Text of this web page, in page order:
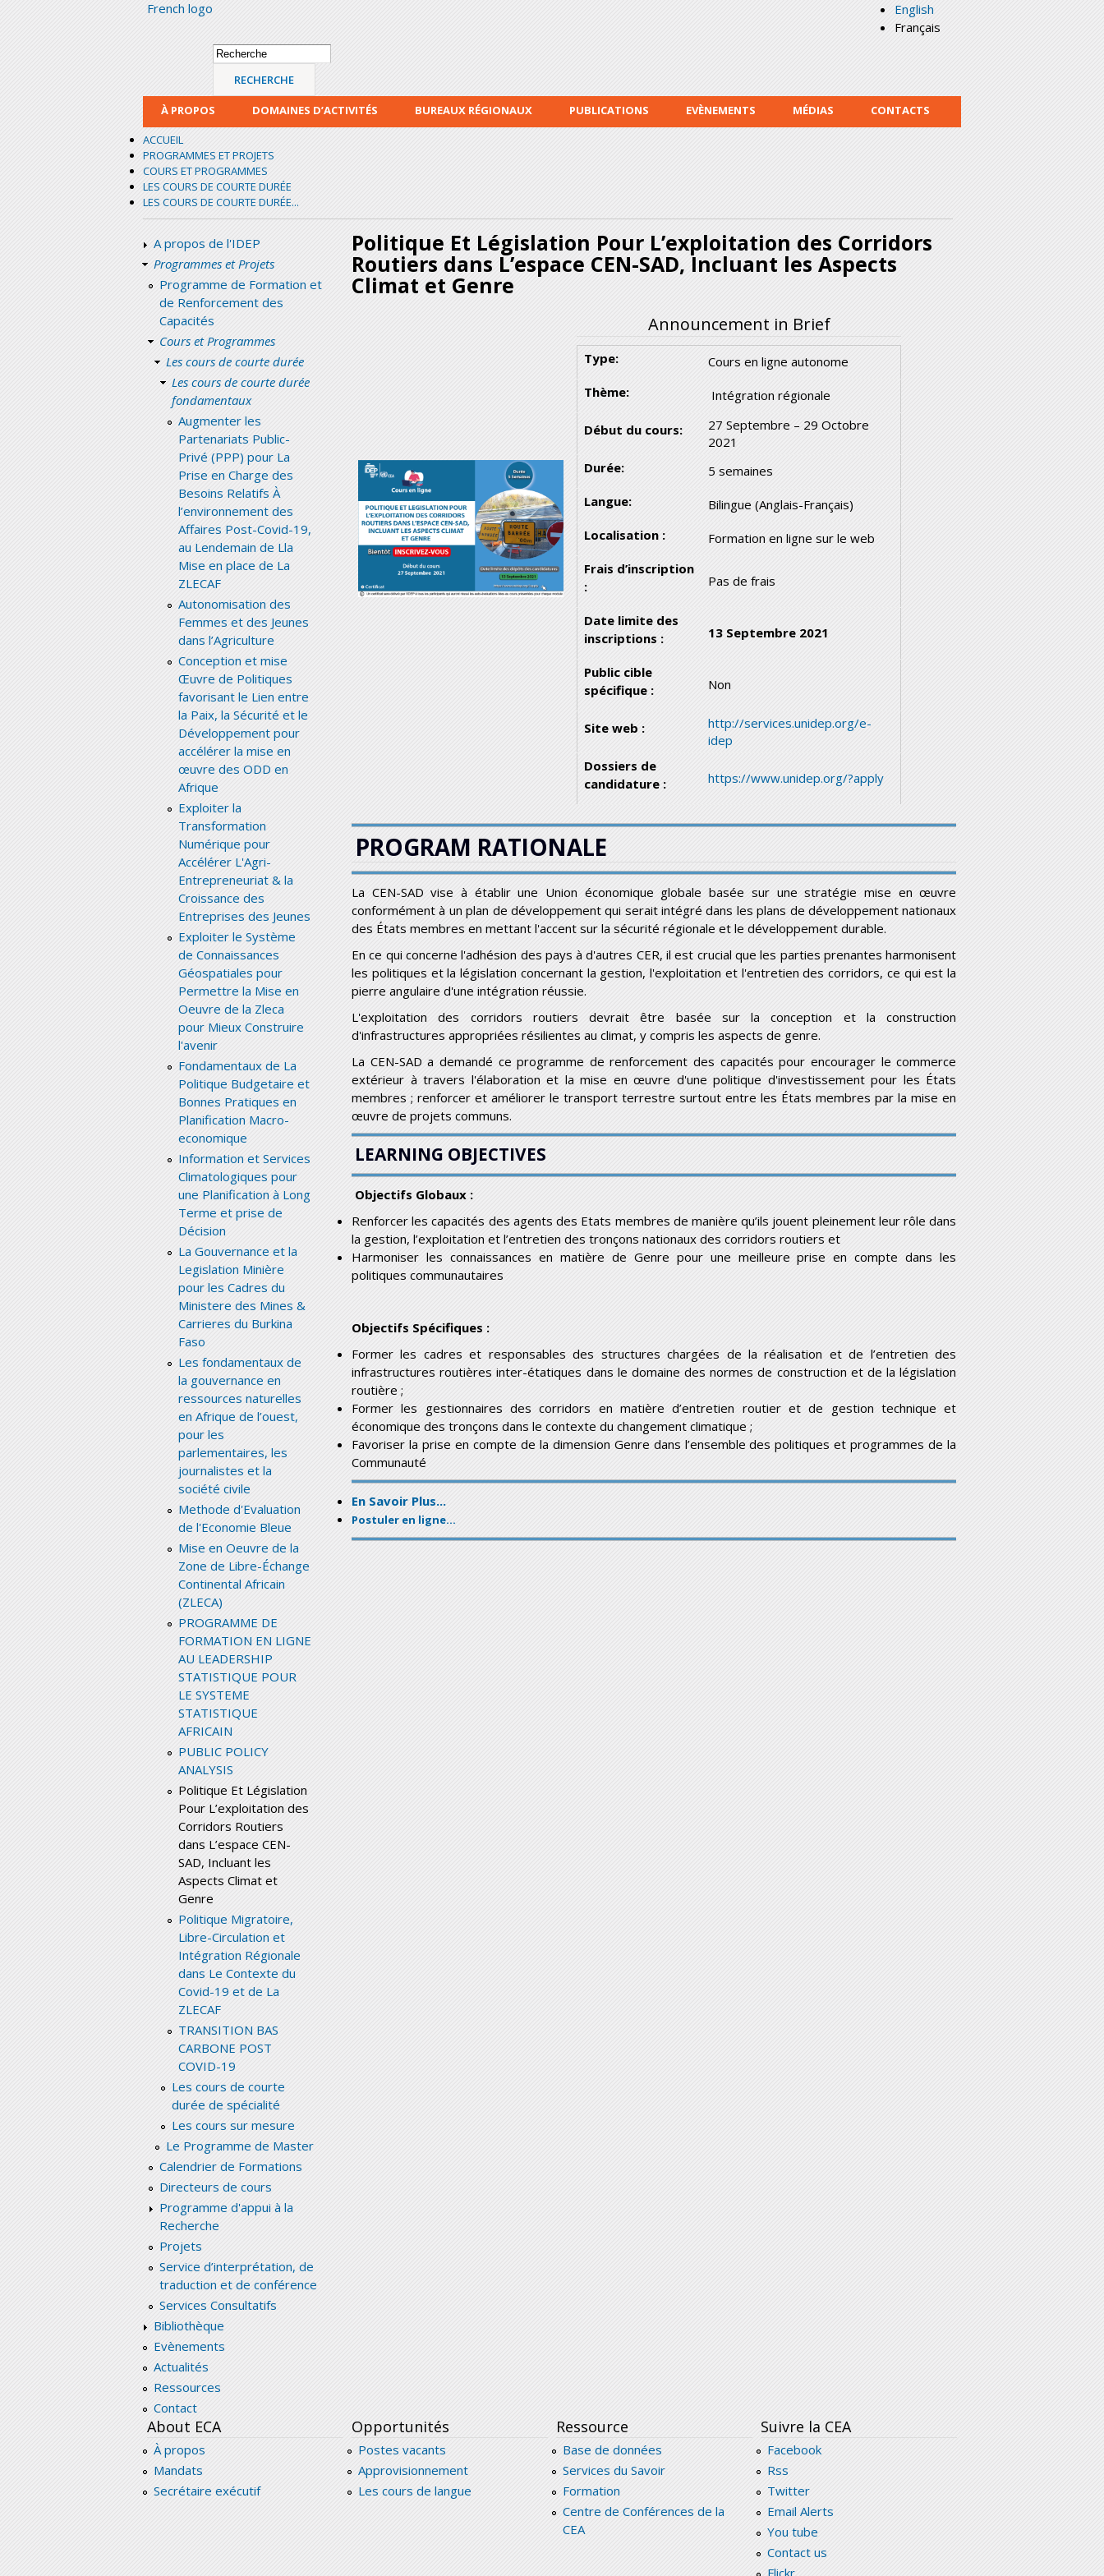
French logo
English
Français
Formulaire de
recherche
Recherche
À PROPOS DOMAINES D’ACTIVITÉS BUREAUX RÉGIONAUX PUBLICATIONS EVÈNEMENTS MÉDIAS
CONTACTS
ACCUEIL
PROGRAMMES ET PROJETS
COURS ET PROGRAMMES
LES COURS DE COURTE DURÉE
LES COURS DE COURTE DURÉE...
A propos de l'IDEP
Programmes et Projets
Programme de Formation et
de Renforcement des
Capacités
Cours et Programmes
Les cours de courte durée
Les cours de courte durée
fondamentaux
Augmenter les
Partenariats Public-
Privé (PPP) pour La
Prise en Charge des
Besoins Relatifs À
l’environnement des
Affaires Post-Covid-19,
au Lendemain de Lla
Mise en place de La
ZLECAF
Autonomisation des
Femmes et des Jeunes
dans l’Agriculture
Conception et mise
Œuvre de Politiques
favorisant le Lien entre
la Paix, la Sécurité et le
Développement pour
accélérer la mise en
œuvre des ODD en
Afrique
Exploiter la
Transformation
Numérique pour
Accélérer L'Agri-
Entrepreneuriat & la
Croissance des
Entreprises des Jeunes
Exploiter le Système
de Connaissances
Géospatiales pour
Permettre la Mise en
Oeuvre de la Zleca
pour Mieux Construire
l'avenir
Fondamentaux de La
Politique Budgetaire et
Bonnes Pratiques en
Planification Macro-
economique
Information et Services
Climatologiques pour
une Planification à Long
Terme et prise de
Décision
La Gouvernance et la
Legislation Minière
pour les Cadres du
Ministere des Mines &
Carrieres du Burkina
Faso
Les fondamentaux de
la gouvernance en
ressources naturelles
en Afrique de l’ouest,
pour les
parlementaires, les
journalistes et la
société civile
Methode d'Evaluation
de l'Economie Bleue
Mise en Oeuvre de la
Zone de Libre-Échange
Continental Africain
(ZLECA)
PROGRAMME DE
FORMATION EN LIGNE
AU LEADERSHIP
STATISTIQUE POUR
LE SYSTEME
STATISTIQUE
AFRICAIN
PUBLIC POLICY
ANALYSIS
Politique Et Législation
Pour L’exploitation des
Corridors Routiers
dans L’espace CEN-
SAD, Incluant les
Aspects Climat et
Genre
Politique Migratoire,
Libre-Circulation et
Intégration Régionale
dans Le Contexte du
Covid-19 et de La
ZLECAF
TRANSITION BAS
CARBONE POST
COVID-19
Les cours de courte
durée de spécialité
Les cours sur mesure
Le Programme de Master
Calendrier de Formations
Directeurs de cours
Programme d'appui à la
Recherche
Projets
Service d’interprétation, de
traduction et de conférence
Services Consultatifs
Bibliothèque
Evènements
Actualités
Ressources
Contact
Politique Et Législation Pour L’exploitation des Corridors
Routiers dans L’espace CEN-SAD, Incluant les Aspects
Climat et Genre
Announcement in Brief
Type:
Cours en ligne autonome
Thème:
Intégration régionale
Début du cours:
27 Septembre – 29 Octobre
2021
Durée:
5 semaines
Langue:
Bilingue (Anglais-Français)
Localisation :
Formation en ligne sur le web
Frais d’inscription
:
Pas de frais
Date limite des
inscriptions :
13 Septembre 2021
Public cible
spécifique :
Non
Site web :
http://services.unidep.org/e-
idep
Dossiers de
candidature :
https://www.unidep.org/?apply
PROGRAM RATIONALE
La CEN-SAD vise à établir une Union économique globale basée sur une stratégie mise en œuvre
conformément à un plan de développement qui serait intégré dans les plans de développement nationaux
des États membres en mettant l'accent sur la sécurité régionale et le développement durable.
En ce qui concerne l'adhésion des pays à d'autres CER, il est crucial que les parties prenantes harmonisent
les politiques et la législation concernant la gestion, l'exploitation et l'entretien des corridors, ce qui est la
pierre angulaire d'une intégration réussie.
L'exploitation des corridors routiers devrait être basée sur la conception et la construction
d'infrastructures appropriées résilientes au climat, y compris les aspects de genre.
La CEN-SAD a demandé ce programme de renforcement des capacités pour encourager le commerce
extérieur à travers l'élaboration et la mise en œuvre d'une politique d'investissement pour les États
membres ; renforcer et améliorer le transport terrestre surtout entre les États membres par la mise en
œuvre de projets communs.
LEARNING OBJECTIVES
Objectifs Globaux :
Renforcer les capacités des agents des Etats membres de manière qu’ils jouent pleinement leur rôle dans
la gestion, l’exploitation et l’entretien des tronçons nationaux des corridors routiers et
Harmoniser les connaissances en matière de Genre pour une meilleure prise en compte dans les
politiques communautaires
Objectifs Spécifiques :
Former les cadres et responsables des structures chargées de la réalisation et de l’entretien des
infrastructures routières inter-étatiques dans le domaine des normes de construction et de la législation
routière ;
Former les gestionnaires des corridors en matière d’entretien routier et de gestion technique et
économique des tronçons dans le contexte du changement climatique ;
Favoriser la prise en compte de la dimension Genre dans l’ensemble des politiques et programmes de la
Communauté
En Savoir Plus...
Postuler en ligne...
About ECA
À propos
Mandats
Secrétaire exécutif
Opportunités
Postes vacants
Approvisionnement
Les cours de langue
Ressource
Base de données
Services du Savoir
Formation
Centre de Conférences de la
CEA
Suivre la CEA
Facebook
Rss
Twitter
Email Alerts
You tube
Contact us